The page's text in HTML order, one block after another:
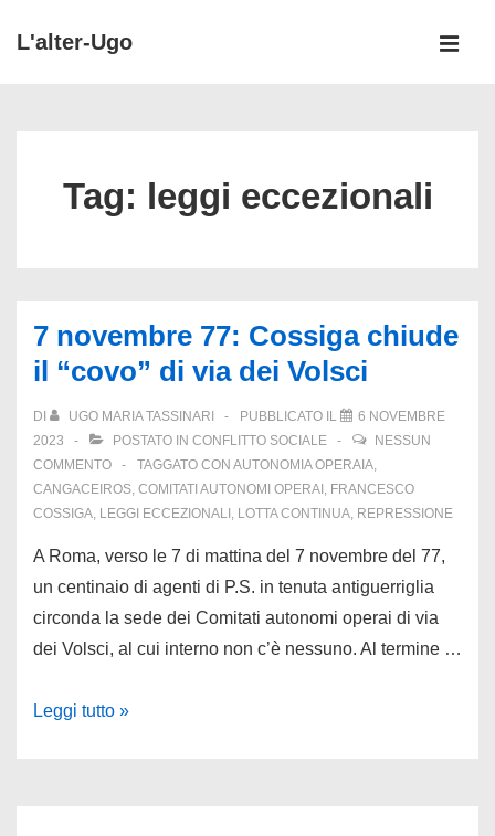
VaiL'alter-Ugo
Tag: leggi eccezionali
7 novembre 77: Cossiga chiude
il “covo” di via dei Volsci
DI UGO MARIA TASSINARI PUBBLICATO IL
6 NOVEMBRE
2023
POSTATO IN CONFLITTO SOCIALE
NESSUN
COMMENTO
TAGGATO CON AUTONOMIA OPERAIA,
CANGACEIROS, COMITATI AUTONOMI OPERAI , FRANCESCO
COSSIGA, LEGGI ECCEZIONALI , LOTTA CONTINUA, REPRESSIONE
A Roma, verso le 7 di mattina del 7 novembre del 77,
un centinaio di agenti di P.S. in tenuta antiguerriglia
circonda la sede dei Comitati autonomi operai di via
dei Volsci, al cui interno non c’è nessuno. Al termine …
7Leggi tutto »